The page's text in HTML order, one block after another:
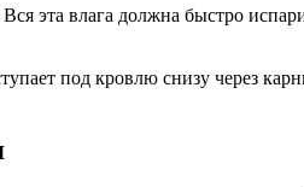
эта влага должна быстро
под кровлю снизу через